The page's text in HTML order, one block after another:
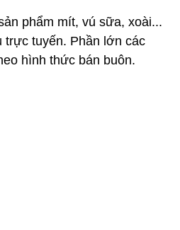
phẩm mít, vú sữa, xoài...
trực tuyến. Phần lớn các
hình thức bán buôn.